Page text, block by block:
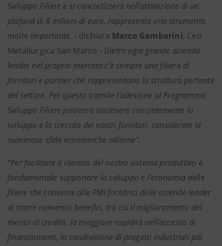
Sviluppo Filiere e si concretizzerà nell’attivazione di un
plafond di 8 milioni di euro, rappresenta uno strumento
molto importante. - dichiara Marco Gambarini, Ceo
Metallurgica San Marco - Dietro ogni grande azienda
leader nel proprio mercato c’è sempre una filiera di
fornitori e partner che rappresentano la struttura portante
del settore. Per questo tramite l’adesione al Programma
Sviluppo Filiere potremo sostenere concretamente lo
sviluppo e la crescita dei nostri fornitori, considerate le
numerose sfide economiche odierne”.
“Per facilitare il rilancio del nostro sistema produttivo è
fondamentale supportare lo sviluppo e l’economia delle
filiere che consente alle PMI fornitrici delle aziende leader
di trarre numerosi benefici, tra cui il miglioramento del
merito di credito, la maggiore rapidità nell’accesso ai
finanziamenti, la condivisione di progetti industriali più